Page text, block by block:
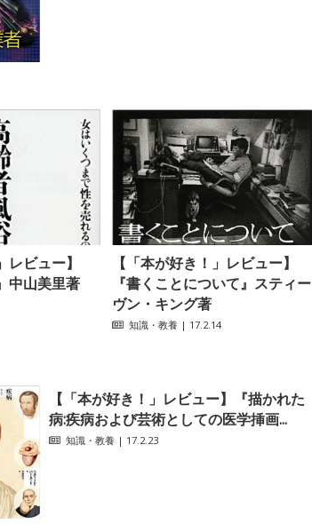
レビュー】
中山美里著
【「本が好き！」レビュー】
『書くことについて』スティー
ヴン・キング著
知識・教養 | 17.2.14
【「本が好き！」レビュー】『描かれた
病:疾病および芸術としての医学挿画...
知識・教養 | 17.2.23